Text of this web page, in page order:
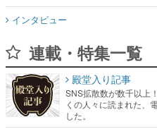
インタビュー
連載・特集一覧
殿堂入り記事
SNS拡散数が数千以上
くの人々に読まれた、
した。